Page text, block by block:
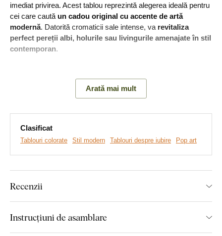
imediat privirea. Acest tablou reprezintă alegerea ideală pentru
cei care caută un cadou original cu accente de artă
modernă. Datorită cromaticii sale intense, va revitaliza
perfect pereții albi, holurile sau livingurile amenajate în stil
contemporan.
de ignorat și oferă vieții noastre ritm și culoare
Arată mai mult
Clasificat
Tablouri colorate Stil modern Tablouri despre iubire Pop art
Recenzii
Instrucțiuni de asamblare